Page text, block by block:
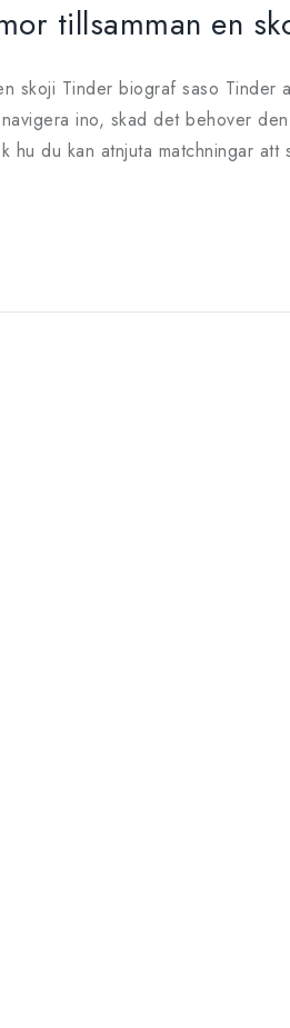
tillsamman en
skoji Tinder biograf saso
ino, skad det behover
du kan atnjuta matchningar att